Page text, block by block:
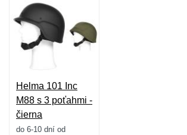
Helma 101 Inc
M88 s 3 poťahmi -
čierna
do 6-10 dní od